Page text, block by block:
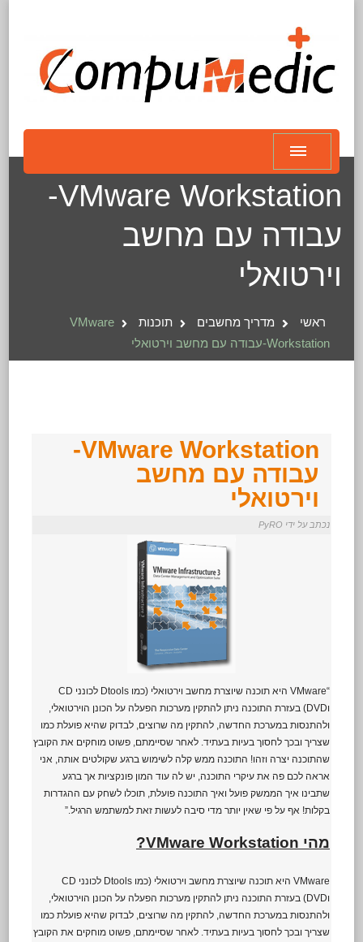
VMware Workstation-
עבודה עם מחשב
וירטואלי
ראשי מדריך מחשבים תוכנות
VMware
Workstation-עבודה עם מחשב וירטואלי
VMware Workstation-
עבודה עם מחשב
וירטואלי
נכתב על ידי PyRO
“VMware היא תוכנה שיוצרת מחשב וירטואלי (כמו Dtools לכונני CD
וDVD) בעזרת התוכנה ניתן להתקין מערכות הפעלה על הכונן הוירטואלי,
ולהתנסות במערכת החדשה, להתקין מה שרוצים, לבדוק שהיא פועלת כמו
שצריך ובכך לחסוך בעיות בעתיד. לאחר שסיימתם, פשוט מוחקים את הקובץ
שהתוכנה יצרה וזהו! התוכנה ממש קלה לשימוש ברגע שקולטים אותה, אני
אראה לכם פה את עיקרי התוכנה, יש לה עוד המון פונקציות אך ברגע
שתבינו איך הממשק פועל ואיך התוכנה פועלת, תוכלו לשחק עם ההגדרות
בקלות! אף על פי שאין יותר מדי סיבה לעשות זאת למשתמש הרגיל.”
מהי VMware Workstation?
VMware היא תוכנה שיוצרת מחשב וירטואלי (כמו Dtools לכונני CD
וDVD) בעזרת התוכנה ניתן להתקין מערכות הפעלה על הכונן הוירטואלי,
ולהתנסות במערכת החדשה, להתקין מה שרוצים, לבדוק שהיא פועלת כמו
שצריך ובכך לחסוך בעיות בעתיד. לאחר שסיימתם, פשוט מוחקים את הקובץ